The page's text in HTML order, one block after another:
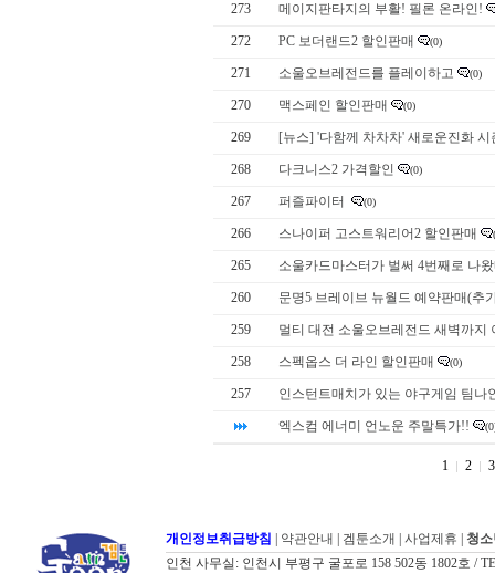
273 메이지판타지의 부활! 필론 온라인!
272 PC 보더랜드2 할인판매 (0)
271 소울오브레전드를 플레이하고 (0)
270 맥스페인 할인판매 (0)
269 [뉴스] '다함께 차차차' 새로운진화 시
268 다크니스2 가격할인 (0)
267 퍼즐파이터 (0)
266 스나이퍼 고스트워리어2 할인판매
265 소울카드마스터가 벌써 4번째로 나
260 문명5 브레이브 뉴월드 예약판매(추
259 멀티 대전 소울오브레전드 새벽까지
258 스펙옵스 더 라인 할인판매 (0)
257 인스턴트매치가 있는 야구게임 팀나
엑스컴 에너미 언노운 주말특가!!
1 2 3
개인정보취급방침 약관안내 겜툰소개 사업제휴
청
인천 사무실: 인천시 부평구 굴포로 158 502동 1802호 /